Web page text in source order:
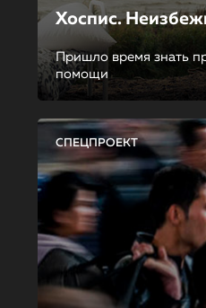
Хоспис.
Пришло время знать
помощи
СПЕЦПРОЕКТ